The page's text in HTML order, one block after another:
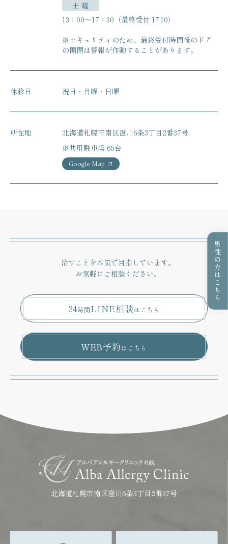
土 曜
13：00〜17：30（最終受付 17:10）
※セキュリティのため、最終受付時間後のドア
の開閉は警報が作動することがあります。
休診日 祝日・月曜・日曜
所在地
北海道札幌市南区澄川6条3丁目2番37号
※共用駐車場 65台
Google Map
治すことを本気で目指しています。
お気軽にご相談ください。
24時間LINE相談はこちら
WEB予約はこちら
北海道札幌市南区澄川6条3丁目2番37号
男性の方はこちら